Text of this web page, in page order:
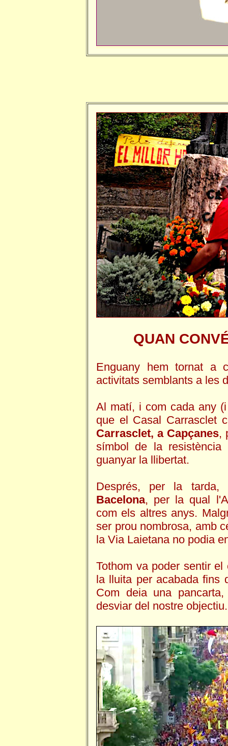
QUAN
Enguany hem tornat a
activitats semblants a les
Al matí, i com cada any
que el Casal Carrasclet
Carrasclet, a Capçanes,
símbol de la
guanyar la llibertat.
Després, per la
Bacelona, per la qual
com els altres anys.
ser prou nombrosa, amb
la Via Laietana no podia
Tothom va poder sentir
la lluita per acabada fins
Com deia una
desviar del nostre objectiu.